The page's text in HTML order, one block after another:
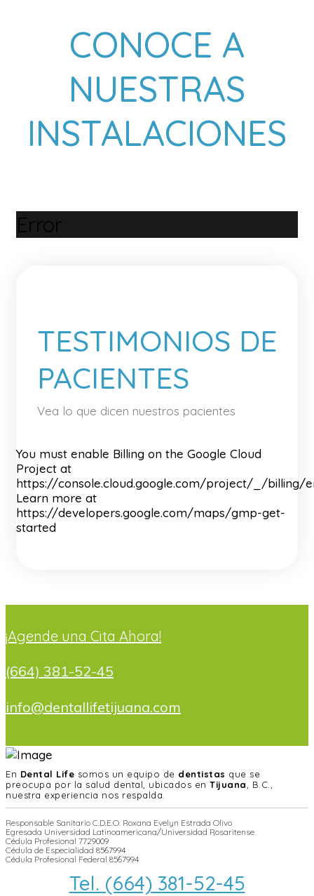
CONOCE A
NUESTRAS
INSTALACIONES
Error
TESTIMONIOS DE
PACIENTES
Vea lo que dicen nuestros pacientes
You must enable Billing on the Google Cloud
Project at
https://console.cloud.google.com/project/_/billing/
Learn more at
https://developers.google.com/maps/gmp-get-
started
¡Agende una Cita Ahora!
(664) 381-52-45
info@dentallifetijuana.com
En Dental Life somos un equipo de dentistas que se
preocupa por la salud dental, ubicados en Tijuana , B.C.,
nuestra experiencia nos respalda.
Responsable Sanitario C.D.E.O. Roxana Evelyn Estrada Olivo
Egresada Universidad Latinoamericana/Universidad Rosaritense
Cédula Profesional 7729009
Cédula de Especialidad 8567994
Cédula Profesional Federal 8567994
Tel. (664) 381-52-45